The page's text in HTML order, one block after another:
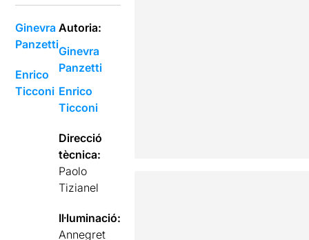
Ginevra
Panzetti
Enrico
Ticconi
Autoria:
Ginevra
Panzetti
Enrico
Ticconi
Direcció
tècnica:
Paolo
Tizianel
Il·luminació:
Annegret